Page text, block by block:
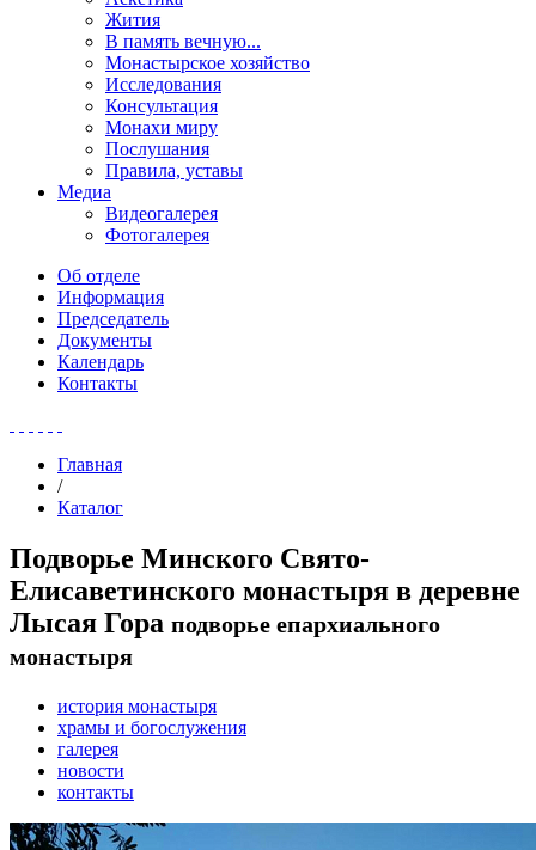
Жития
В память вечную...
Монастырское хозяйство
Исследования
Консультация
Монахи миру
Послушания
Правила, уставы
Медиа
Видеогалерея
Фотогалерея
Об отделе
Информация
Председатель
Документы
Календарь
Контакты
Главная
/
Каталог
Подворье Минского Свято-
Елисаветинского монастыря в деревне
Лысая Гора подворье епархиального
монастыря
история монастыря
храмы и богослужения
галерея
новости
контакты